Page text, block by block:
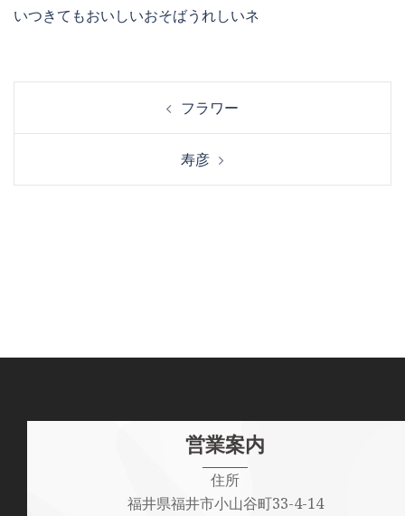
いつきてもおいしいおそばうれしいネ
投
ナ
ゲ
フラワー
寿彦
営業案内
住所
福井県福井市小山谷町33-4-14